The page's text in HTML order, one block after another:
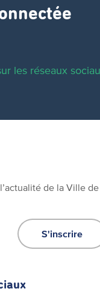
les réseaux
de la Ville
S'inscrire